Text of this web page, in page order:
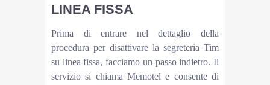
LINEA FISSA
Prima di entrare nel dettaglio della
procedura per disattivare la segreteria Tim
su linea fissa, facciamo un passo indietro. Il
servizio si chiama Memotel e consente di